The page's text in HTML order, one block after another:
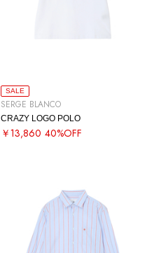
SALE
SERGE BLANCO
CRAZY LOGO POLO
￥13,860 40%OFF